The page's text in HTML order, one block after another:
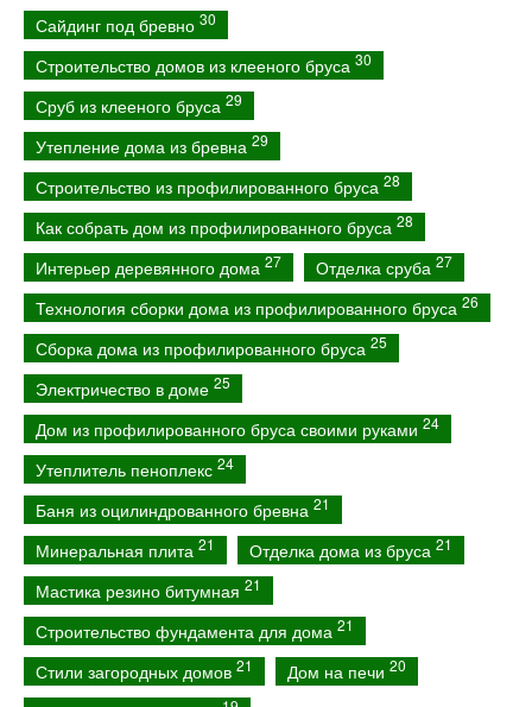
Сайдинг под бревно 30
Строительство домов из клееного бруса 30
Сруб из клееного бруса 29
Утепление дома из бревна 29
Строительство из профилированного бруса 28
Как собрать дом из профилированного бруса 28
Интерьер деревянного дома 27 Отделка сруба 27
Технология сборки дома из профилированного бруса 26
Сборка дома из профилированного бруса 25
Электричество в доме 25
Дом из профилированного бруса своими руками 24
Утеплитель пеноплекс 24
Баня из оцилиндрованного бревна 21
Минеральная плита 21 Отделка дома из бруса 21
Мастика резино битумная 21
Строительство фундамента для дома 21
Стили загородных домов 21 Дом на печи 20